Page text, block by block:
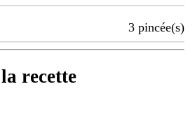
3 pincée(s)
recette